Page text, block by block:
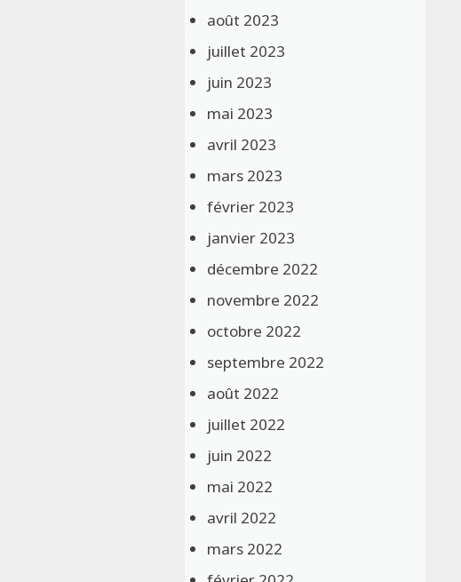
août 2023
juillet 2023
juin 2023
mai 2023
avril 2023
mars 2023
février 2023
janvier 2023
décembre 2022
novembre 2022
octobre 2022
septembre 2022
août 2022
juillet 2022
juin 2022
mai 2022
avril 2022
mars 2022